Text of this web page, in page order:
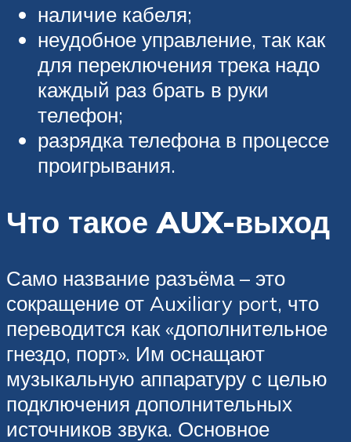
наличие кабеля;
неудобное управление, так как
для переключения трека надо
каждый раз брать в руки
телефон;
разрядка телефона в процессе
проигрывания.
Что такое AUX-выход
Само название разъёма – это
сокращение от Auxiliary port, что
переводится как «дополнительное
гнездо, порт». Им оснащают
музыкальную аппаратуру с целью
подключения дополнительных
источников звука. Основное